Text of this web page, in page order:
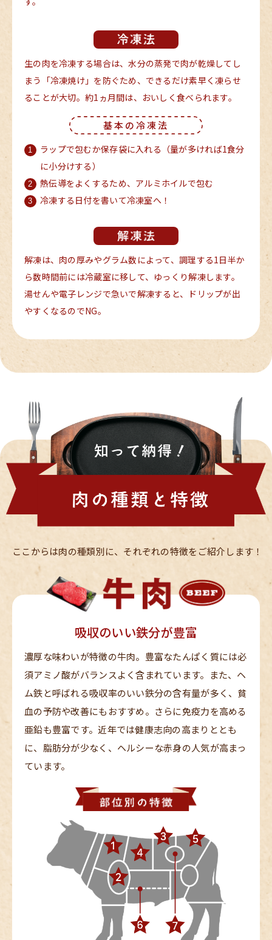
生の肉を冷凍する場合は、水分の蒸発で肉が乾燥してし
まう「冷凍焼け」を防ぐため、できるだけ素早く凍らせ
ることが大切。約1ヵ月間は、おいしく食べられます。
基本の冷凍法
1
ラップで包むか保存袋に入れる（量が多ければ1食分
に小分けする）
2 熱伝導をよくするため、アルミホイルで包む
3 冷凍する日付を書いて冷凍室へ！
解凍は、肉の厚みやグラム数によって、調理する1日半か
ら数時間前には冷蔵室に移して、ゆっくり解凍します。
湯せんや電子レンジで急いで解凍すると、ドリップが出
やすくなるのでNG。
ここからは肉の種類別に、それぞれの特徴をご紹介します！
吸収のいい鉄分が豊富
濃厚な味わいが特徴の牛肉。豊富なたんぱく質には必
須アミノ酸がバランスよく含まれています。また、ヘ
ム鉄と呼ばれる吸収率のいい鉄分の含有量が多く、貧
血の予防や改善にもおすすめ。さらに免疫力を高める
亜鉛も豊富です。近年では健康志向の高まりととも
に、脂肪分が少なく、ヘルシーな赤身の人気が高まっ
ています。